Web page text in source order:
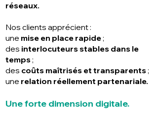
réseaux.
Nos clients apprécient :
une mise en place rapide;
des interlocuteurs stables dans le
temps;
des coûts maîtrisés et transparents;
une relation réellement partenariale.
Une forte dimension digitale.